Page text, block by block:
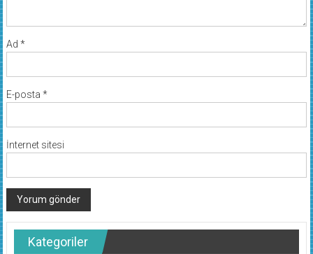
Ad *
E-posta *
İnternet sitesi
Kategoriler